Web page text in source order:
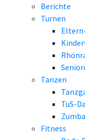
Berichte
Turnen
Tanzen
TuS-
Zumba
Fitness